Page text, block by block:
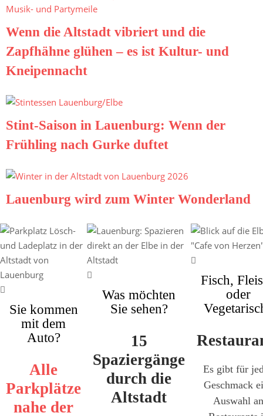
Wenn die Altstadt vibriert und die
Zapfhähne glühen – es ist Kultur- und
Kneipennacht
Stint-Saison in Lauenburg: Wenn der
Frühling nach Gurke duftet
Lauenburg wird zum Winter Wonderland
Sie kommen
mit dem
Auto?
Alle
Parkplätze
nahe der
Was möchten
Sie sehen?
15
Spaziergänge
durch die
Altstadt
Fisch,
oder
Es gibt für
Geschmack
Auswahl an